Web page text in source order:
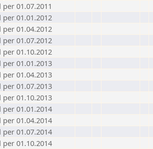
per 01.07.2011
per 01.01.2012
per 01.04.2012
per 01.07.2012
per 01.10.2012
per 01.01.2013
per 01.04.2013
per 01.07.2013
per 01.10.2013
per 01.01.2014
per 01.04.2014
per 01.07.2014
per 01.10.2014